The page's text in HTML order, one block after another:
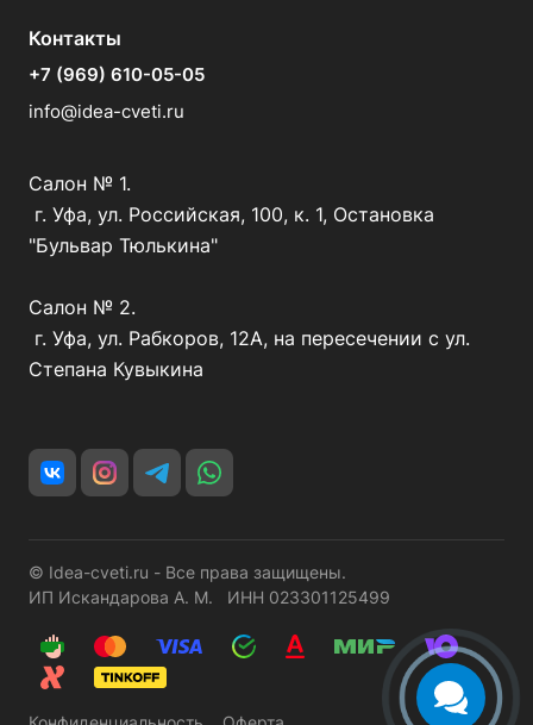
Контакты
+7 (969) 610-05-05
info@idea-cveti.ru
Салон № 1.
г. Уфа, ул. Российская, 100, к. 1, Остановка
"Бульвар Тюлькина"
Салон № 2.
г. Уфа, ул. Рабкоров, 12А, на пересечении с ул.
Степана Кувыкина
© Idea-cveti.ru - Все права защищены.
ИП Искандарова А. М. ИНН 023301125499